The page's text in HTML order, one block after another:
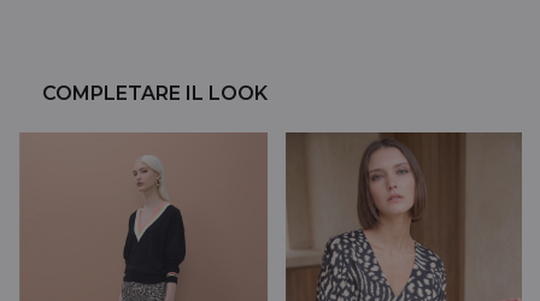
COMPLETARE IL LOOK